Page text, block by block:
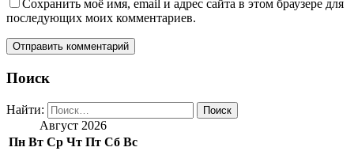
Сохранить моё имя, email и адрес сайта в этом браузере для
последующих моих комментариев.
Поиск
Найти:
Август 2026
Пн Вт Ср Чт Пт Сб Вс